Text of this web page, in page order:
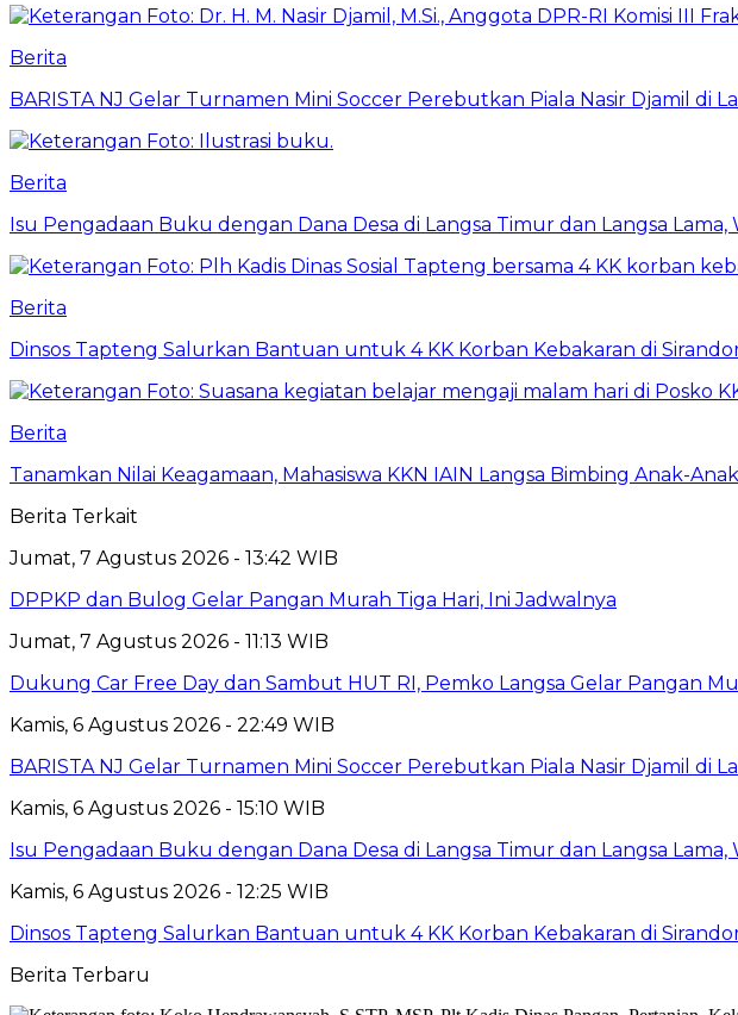
Berita
BARISTA NJ Gelar Turnamen Mini Soccer Perebutkan Piala Nasir Djamil di
Berita
Isu Pengadaan Buku dengan Dana Desa di Langsa Timur dan Langsa
Berita
Dinsos Tapteng Salurkan Bantuan untuk 4 KK Korban Kebakaran di
Berita
Tanamkan Nilai Keagamaan, Mahasiswa KKN IAIN Langsa Bimbing Anak-
Berita Terkait
Jumat, 7 Agustus 2026 - 13:42 WIB
DPPKP dan Bulog Gelar Pangan Murah Tiga Hari, Ini Jadwalnya
Jumat, 7 Agustus 2026 - 11:13 WIB
Dukung Car Free Day dan Sambut HUT RI, Pemko Langsa Gelar Pangan
Kamis, 6 Agustus 2026 - 22:49 WIB
BARISTA NJ Gelar Turnamen Mini Soccer Perebutkan Piala Nasir Djamil di
Kamis, 6 Agustus 2026 - 15:10 WIB
Isu Pengadaan Buku dengan Dana Desa di Langsa Timur dan Langsa
Kamis, 6 Agustus 2026 - 12:25 WIB
Dinsos Tapteng Salurkan Bantuan untuk 4 KK Korban Kebakaran di
Berita Terbaru